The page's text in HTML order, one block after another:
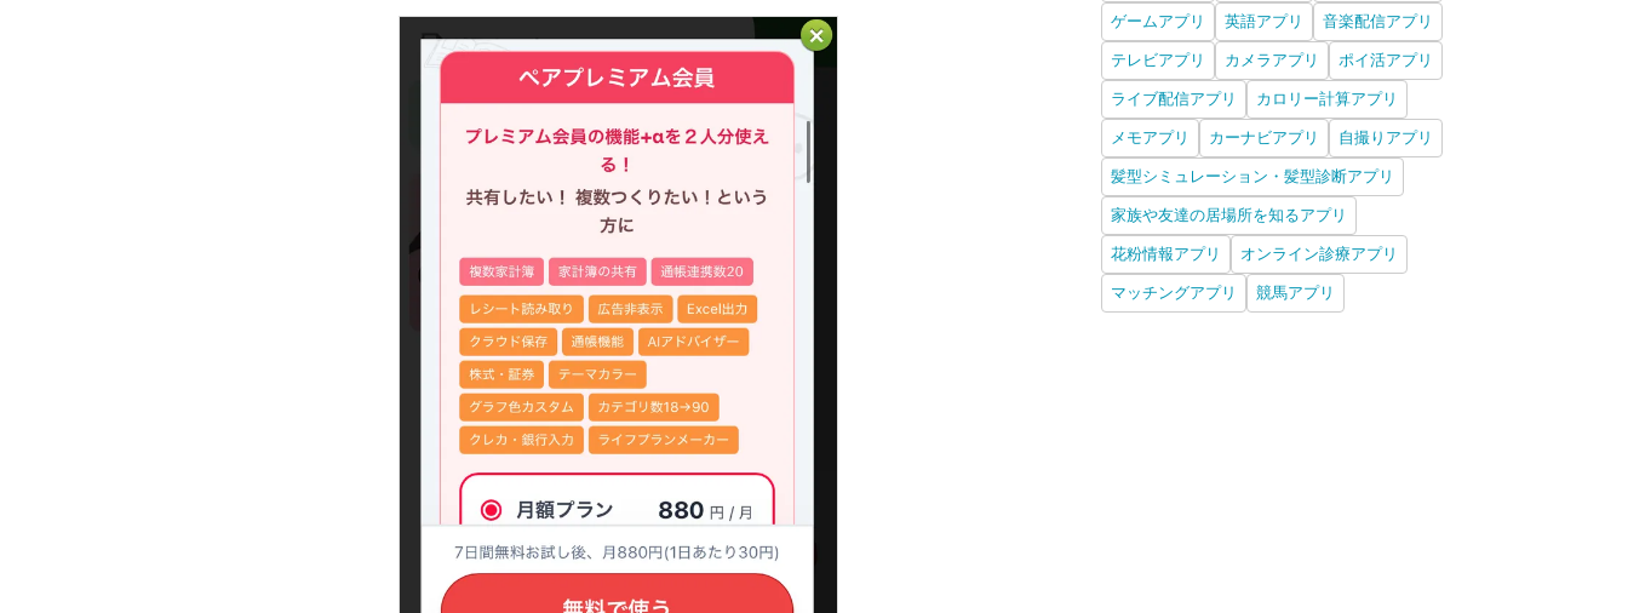
ゲームアプリ 英語アプリ 音楽配信アプリ
テレビアプリ カメラアプリ ポイ活アプリ
ライブ配信アプリ カロリー計算アプリ
メモアプリ カーナビアプリ 自撮りアプリ
髪型シミュレーション・髪型診断アプリ
家族や友達の居場所を知るアプリ
花粉情報アプリ オンライン診療アプリ
マッチングアプリ 競馬アプリ